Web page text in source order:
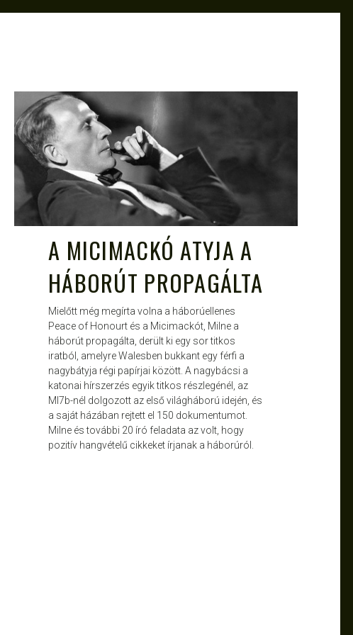
ÁPR 28, 2013
A MICIMACKÓ ATYJA A
HÁBORÚT PROPAGÁLTA
Mielőtt még megírta volna a háborúellenes
Peace of Honourt és a Micimackót, Milne a
háborút propagálta, derült ki egy sor titkos
iratból, amelyre Walesben bukkant egy férfi a
nagybátyja régi papírjai között. A nagybácsi a
katonai hírszerzés egyik titkos részlegénél, az
MI7b-nél dolgozott az első világháború idején, és
a saját házában rejtett el 150 dokumentumot.
Milne és további 20 író feladata az volt, hogy
pozitív hangvételű cikkeket írjanak a háborúról.